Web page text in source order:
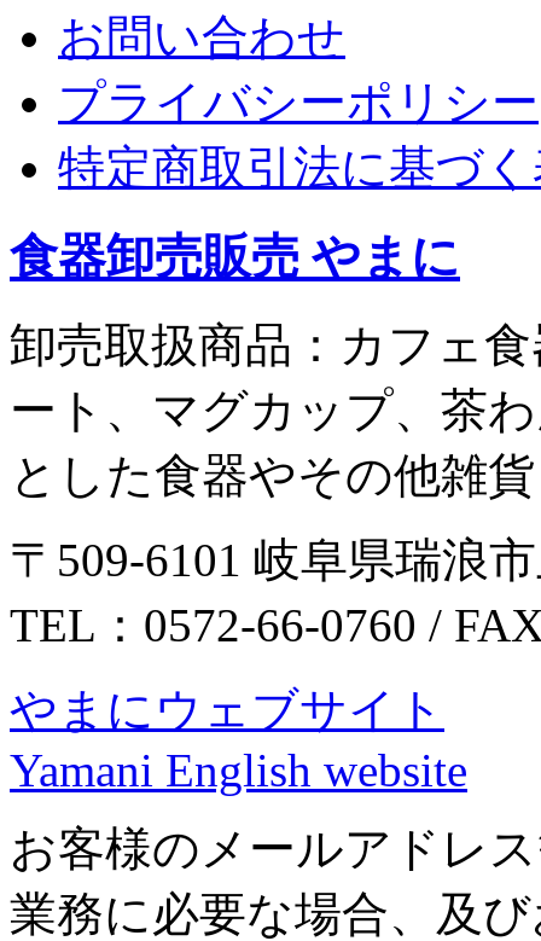
お問い合わせ
プライバシーポリシー
特定商取引法に基づ
食器卸売販売 やまに
卸売取扱商品：カフェ
ート、マグカップ、茶
とした食器やその他雑貨
〒509-6101 岐阜県瑞浪
TEL：0572-66-0760 /
やまにウェブサイト
Yamani English website
お客様のメールアドレ
業務に必要な場合、及